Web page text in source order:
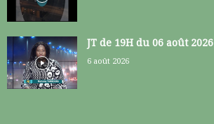
JT de 19H du 06 août 2026
6 août 2026